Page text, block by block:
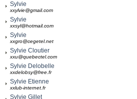
Sylvie
xxylvie@gmail.com
Sylvie
xxsyl@hotmail.com
Sylvie
xxgro@cegetel.net
Sylvie Cloutier
xxu@quebectel.com
Sylvie Delobelle
xxdelobsy@free.fr
Sylvie Etienne
xxlub-internet.fr
Sylvie Gillet